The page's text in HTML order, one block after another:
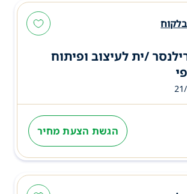
/ית לעיצוב ופיתוח
הגשת הצעת מחיר